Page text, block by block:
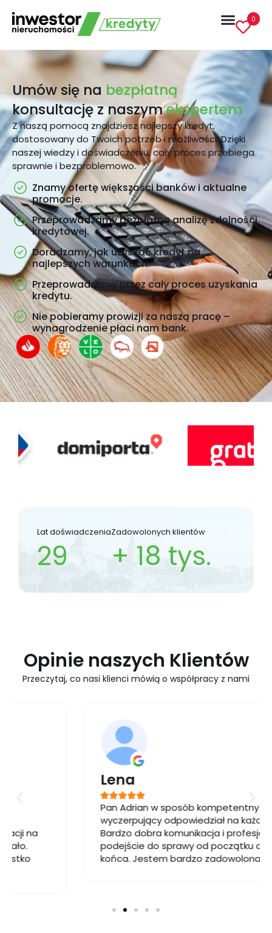
0
Umów się na bezpłatną
konsultację z naszymekspertem
Z naszą pomocą znajdziesz najlepszy kredyt,
dostosowany do Twoich potrzeb i możliwości. Dzięki
naszej wiedzy i doświadczeniu, cały proces przebiega
sprawnie i bezproblemowo.
Znamy ofertę większości banków i aktualne
promocje.
Przeprowadzamy bezpłatną analizę zdolności
kredytowej.
Doradzamy, jak uzyskać kredyt na
najlepszych warunkach.
Przeprowadzamy przez cały proces uzyskania
kredytu.
Nie pobieramy prowizji za naszą pracę –
wynagrodzenie płaci nam bank.
Lat doświadczenia
29
Zadowolonych klientów
+ 18 tys.
Opinie naszych Klientów
Przeczytaj, co nasi klienci mówią o współpracy z nami
Pan Adrian w sposób kompetentny i
wyczerpujący odpowiedział na każde pytanie.
Bardzo dobra komunikacja i profesjonalne
podejście do sprawy od początku do samego
końca. Jestem bardzo zadowolona z usług.